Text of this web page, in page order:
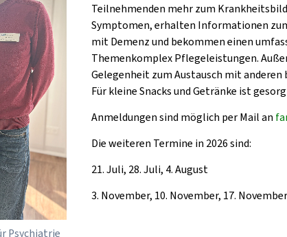
Psychiatrie
Teilnehmenden mehr zum
Symptomen, erhalten Informationen
mit Demenz und bekommen einen
Themenkomplex Pflegeleistungen.
Gelegenheit zum Austausch mit
Für kleine Snacks und Getränke ist
Anmeldungen sind möglich per Mail an
Die weiteren Termine in 2026 sind:
21. Juli, 28. Juli, 4. August
3. November, 10. November, 17. November